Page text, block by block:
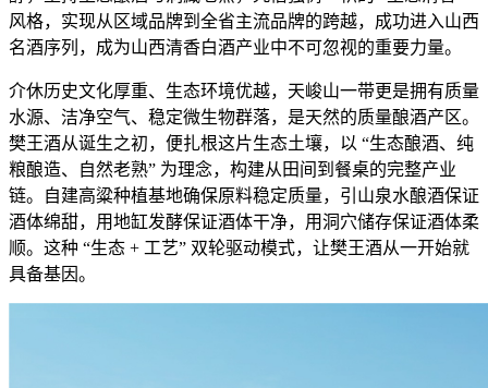
风格，实现从区域品牌到全省主流品牌的跨越，成功进入山西
名酒序列，成为山西清香白酒产业中不可忽视的重要力量。
介休历史文化厚重、生态环境优越，天峻山一带更是拥有质量
水源、洁净空气、稳定微生物群落，是天然的质量酿酒产区。
樊王酒从诞生之初，便扎根这片生态土壤，以 “生态酿酒、纯
粮酿造、自然老熟” 为理念，构建从田间到餐桌的完整产业
链。自建高粱种植基地确保原料稳定质量，引山泉水酿酒保证
酒体绵甜，用地缸发酵保证酒体干净，用洞穴储存保证酒体柔
顺。这种 “生态 + 工艺” 双轮驱动模式，让樊王酒从一开始就
具备基因。